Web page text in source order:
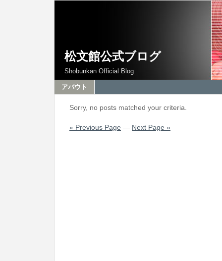
松文館公式ブログ
Shobunkan Official Blog
アバウト
Sorry, no posts matched your criteria.
« Previous Page — Next Page »